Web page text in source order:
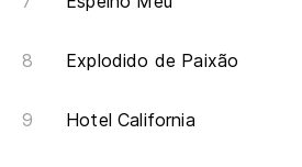
Explodido de Paixão
Hotel California